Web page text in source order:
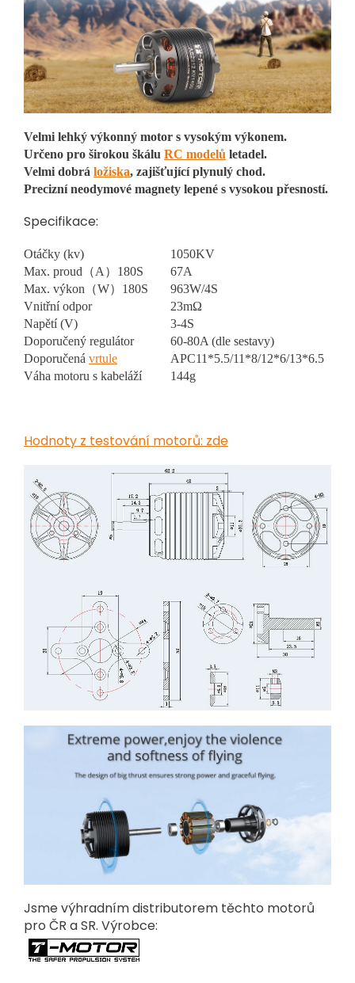
Velmi lehký výkonný motor s vysokým výkonem.
Určeno pro širokou škálu RC modelů letadel.
Velmi dobrá ložiska, zajišťující plynulý chod.
Precizní neodymové magnety lepené s vysokou přesností.
Specifikace:
Otáčky (kv)
1050KV
Max. proud（A）180S
67A
Max. výkon（W）180S
963W/4S
Vnitřní odpor
23mΩ
Napětí (V)
3-4S
Doporučený regulátor
60-80A (dle sestavy)
Doporučená vrtule
APC11*5.5/11*8/12*6/13*6.5
Váha motoru s kabeláží
144g
Hodnoty z testování motorů: zde
Jsme výhradním distributorem těchto motorů
pro ČR a SR. Výrobce: